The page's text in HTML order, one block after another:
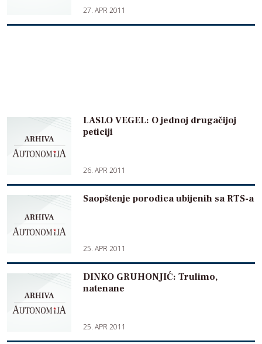
27. APR 2011
LASLO VEGEL: O jednoj drugačijoj
peticiji
26. APR 2011
Saopštenje porodica ubijenih sa RTS-a
25. APR 2011
DINKO GRUHONJIĆ: Trulimo,
natenane
25. APR 2011